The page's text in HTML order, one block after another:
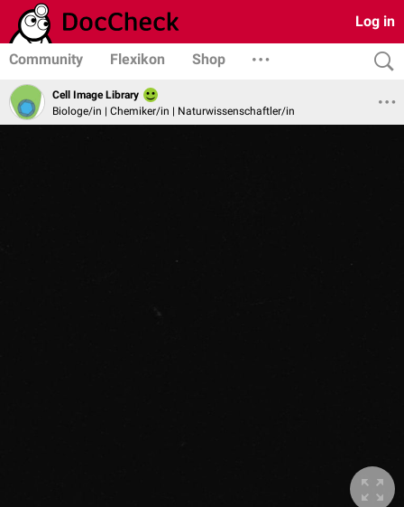
Log in
Community Flexikon Shop
Cell Image Library
Biologe/in | Chemiker/in | Naturwissenschaftler/in